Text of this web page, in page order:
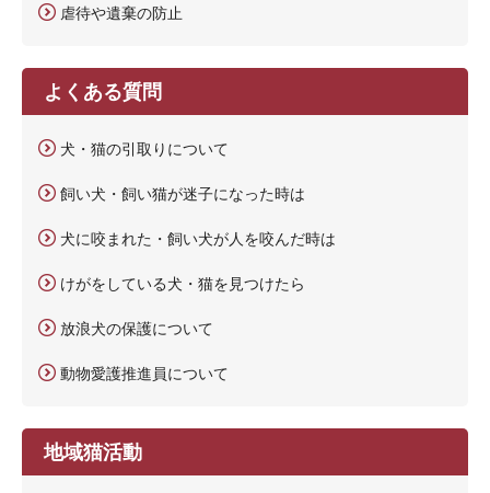
虐待や遺棄の防止
よくある質問
犬・猫の引取りについて
飼い犬・飼い猫が迷子になった時は
犬に咬まれた・飼い犬が人を咬んだ時は
けがをしている犬・猫を見つけたら
放浪犬の保護について
動物愛護推進員について
地域猫活動